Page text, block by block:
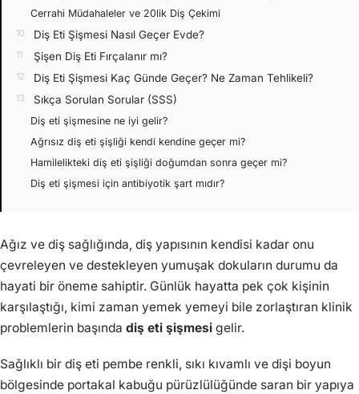
Cerrahi Müdahaleler ve 20lik Diş Çekimi
Diş Eti Şişmesi Nasıl Geçer Evde?
Şişen Diş Eti Fırçalanır mı?
Diş Eti Şişmesi Kaç Günde Geçer? Ne Zaman Tehlikeli?
Sıkça Sorulan Sorular (SSS)
Diş eti şişmesine ne iyi gelir?
Ağrısız diş eti şişliği kendi kendine geçer mi?
Hamilelikteki diş eti şişliği doğumdan sonra geçer mi?
Diş eti şişmesi için antibiyotik şart mıdır?
Ağız ve diş sağlığında, diş yapısının kendisi kadar onu
çevreleyen ve destekleyen yumuşak dokuların durumu da
hayati bir öneme sahiptir. Günlük hayatta pek çok kişinin
karşılaştığı, kimi zaman yemek yemeyi bile zorlaştıran klinik
problemlerin başında diş eti şişmesi gelir.
Sağlıklı bir diş eti pembe renkli, sıkı kıvamlı ve dişi boyun
bölgesinde portakal kabuğu pürüzlülüğünde saran bir yapıya